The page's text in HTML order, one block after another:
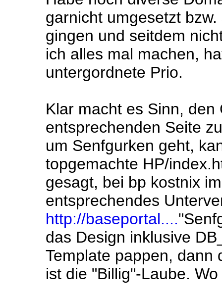
garnicht umgesetzt
gingen und seitdem
ich alles mal machen,
untergordnete Prio.
Klar macht es Sinn, den
entsprechenden Seite
um Senfgurken geht,
topgemachte HP/
gesagt, bei bp kostnix
entsprechendes
http://baseportal....
das Design inklusive
Template pappen, dann
ist die "Billig"-Laube.